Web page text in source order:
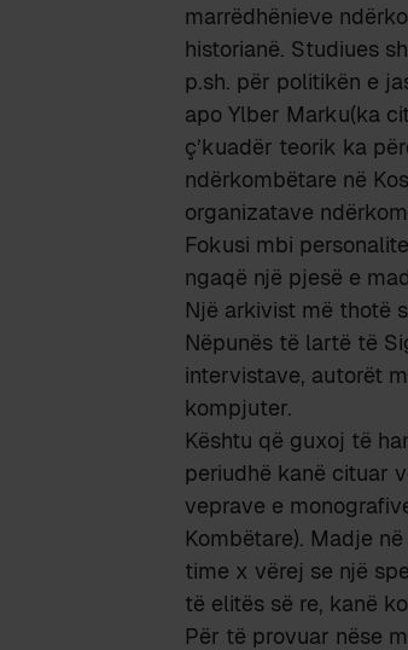
marrëdhënieve
historianë. Studiues
p.sh. për politikën e
apo Ylber Marku(ka
ç’kuadër teorik ka
ndërkombëtare në
organizatave
Fokusi mbi
ngaqë një pjesë e
Një arkivist më thotë
Nëpunës të lartë të
intervistave, autorët
kompjuter.
Kështu që guxoj të
periudhë kanë cituar
veprave e
Kombëtare). Madje
time x vërej se një
të elitës së re, kanë
Për të provuar nëse